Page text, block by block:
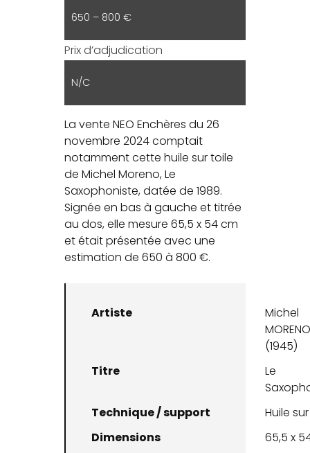
650 – 800 €
Prix d’adjudication
N/C
La vente NEO Enchères du 26
novembre 2024 comptait
notamment cette huile sur toile
de Michel Moreno, Le
Saxophoniste, datée de 1989.
Signée en bas à gauche et titrée
au dos, elle mesure 65,5 x 54 cm
et était présentée avec une
estimation de 650 à 800 €.
Artiste
Michel
(1945)
Titre
Le
Technique / support
Huile
Dimensions
65,5 x